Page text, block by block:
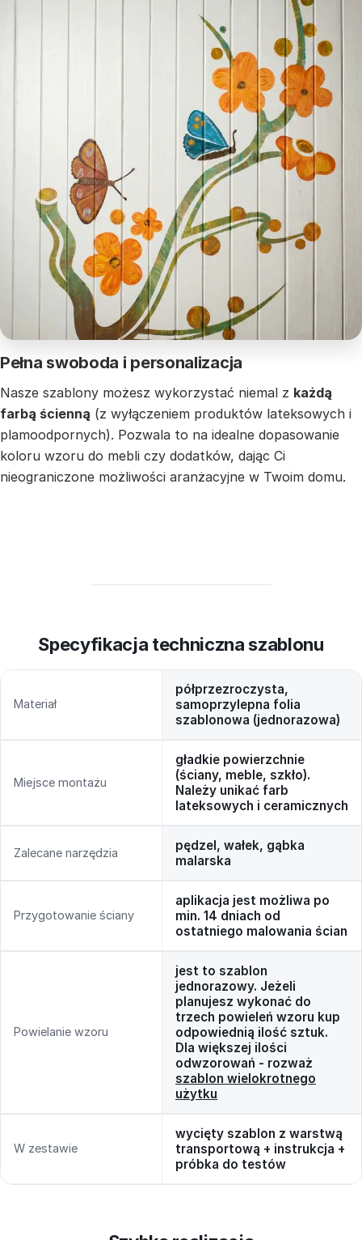
Pełna swoboda i personalizacja
Nasze szablony możesz wykorzystać niemal z każdą
farbą ścienną (z wyłączeniem produktów lateksowych i
plamoodpornych). Pozwala to na idealne dopasowanie
koloru wzoru do mebli czy dodatków, dając Ci
nieograniczone możliwości aranżacyjne w Twoim domu.
Specyfikacja techniczna szablonu
Materiał
półprzezroczysta,
samoprzylepna folia
szablonowa (jednorazowa)
Miejsce montażu
gładkie powierzchnie
(ściany, meble, szkło).
Należy unikać farb
lateksowych i ceramicznych
Zalecane narzędzia
pędzel, wałek, gąbka
malarska
Przygotowanie ściany
aplikacja jest możliwa po
min. 14 dniach od
ostatniego malowania ścian
Powielanie wzoru
jest to szablon
jednorazowy. Jeżeli
planujesz wykonać do
trzech powieleń wzoru kup
odpowiednią ilość sztuk.
Dla większej ilości
odwzorowań - rozważ
szablon wielokrotnego
użytku
W zestawie
wycięty szablon z warstwą
transportową + instrukcja +
próbka do testów